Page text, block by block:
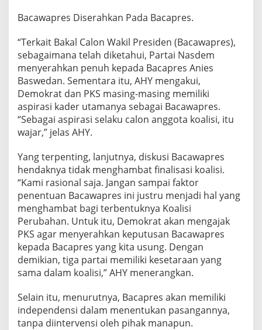
Bacawapres Diserahkan Pada Bacapres.
“Terkait Bakal Calon Wakil Presiden (Bacawapres),
sebagaimana telah diketahui, Partai Nasdem
menyerahkan penuh kepada Bacapres Anies
Baswedan. Sementara itu, AHY mengakui,
Demokrat dan PKS masing-masing memiliki
aspirasi kader utamanya sebagai Bacawapres.
“Sebagai aspirasi selaku calon anggota koalisi, itu
wajar,” jelas AHY.
Yang terpenting, lanjutnya, diskusi Bacawapres
hendaknya tidak menghambat finalisasi koalisi.
“Kami rasional saja. Jangan sampai faktor
penentuan Bacawapres ini justru menjadi hal yang
menghambat bagi terbentuknya Koalisi
Perubahan. Untuk itu, Demokrat akan mengajak
PKS agar menyerahkan keputusan Bacawapres
kepada Bacapres yang kita usung. Dengan
demikian, tiga partai memiliki kesetaraan yang
sama dalam koalisi,” AHY menerangkan.
Selain itu, menurutnya, Bacapres akan memiliki
independensi dalam menentukan pasangannya,
tanpa diintervensi oleh pihak manapun.